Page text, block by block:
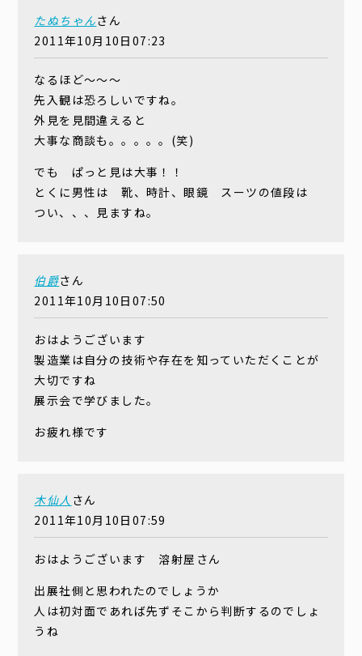
たぬちゃんさん
2011年10月10日07:23
なるほど〜〜〜
先入観は恐ろしいですね。
外見を見間違えると
大事な商談も。。。。。(笑)
でも ぱっと見は大事！！
とくに男性は 靴、時計、眼鏡 スーツの値段は
つい、、、見ますね。
伯爵さん
2011年10月10日07:50
おはようございます
製造業は自分の技術や存在を知っていただくことが
大切ですね
展示会で学びました。
お疲れ様です
木仙人 さん
2011年10月10日07:59
おはようございます 溶射屋さん
出展社側と思われたのでしょうか
人は初対面であれば先ずそこから判断するのでしょ
うね